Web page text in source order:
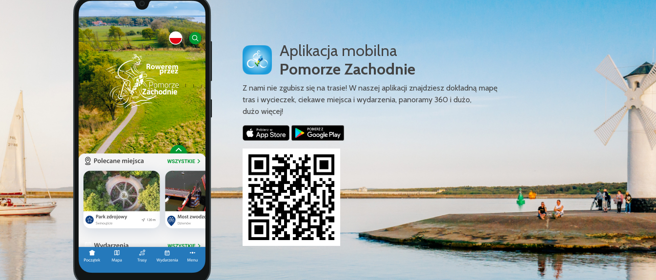
Aplikacja mobilna
Pomorze Zachodnie
Z nami nie zgubisz się na trasie! W naszej aplikacji znajdziesz dokładną mapę
tras i wycieczek, ciekawe miejsca i wydarzenia, panoramy 360 i dużo,
dużo więcej!